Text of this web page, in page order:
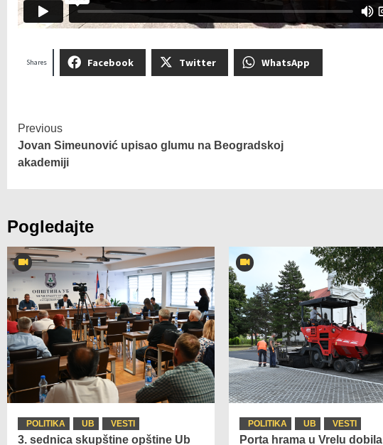
Facebook Twitter WhatsApp
Shares
Previous
Jovan Simeunović upisao glumu na Beogradskoj
akademiji
Pogledajte
POLITIKA UB VESTI
3. sednica skupštine opštine Ub
POLITIKA UB VESTI
Porta hrama u Vrelu dobila